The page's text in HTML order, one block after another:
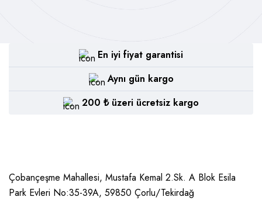
En iyi fiyat garantisi
Aynı gün kargo
200 ₺ üzeri ücretsiz kargo
Çobançeşme Mahallesi, Mustafa Kemal 2.Sk. A Blok Esila
Park Evleri No:35-39A, 59850 Çorlu/Tekirdağ